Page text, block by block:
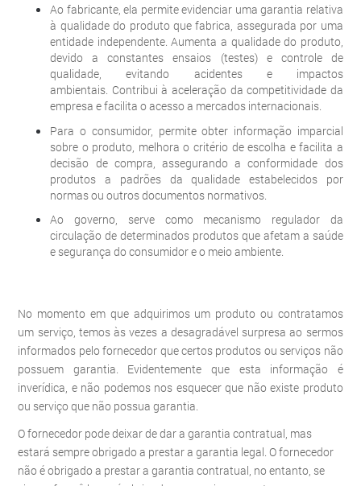
Ao fabricante, ela permite evidenciar uma garantia relativa
à qualidade do produto que fabrica, assegurada por uma
entidade independente. Aumenta a qualidade do produto,
devido a constantes ensaios (testes) e controle de
qualidade, evitando acidentes e impactos
ambientais. Contribui à aceleração da competitividade da
empresa e facilita o acesso a mercados internacionais.
Para o consumidor, permite obter informação imparcial
sobre o produto, melhora o critério de escolha e facilita a
decisão de compra, assegurando a conformidade dos
produtos a padrões da qualidade estabelecidos por
normas ou outros documentos normativos.
Ao governo, serve como mecanismo regulador da
circulação de determinados produtos que afetam a saúde
e segurança do consumidor e o meio ambiente.
No momento em que adquirimos um produto ou contratamos
um serviço, temos às vezes a desagradável surpresa ao sermos
informados pelo fornecedor que certos produtos ou serviços não
possuem garantia. Evidentemente que esta informação é
inverídica, e não podemos nos esquecer que não existe produto
ou serviço que não possua garantia.
O fornecedor pode deixar de dar a garantia contratual, mas
estará sempre obrigado a prestar a garantia legal. O fornecedor
não é obrigado a prestar a garantia contratual, no entanto, se